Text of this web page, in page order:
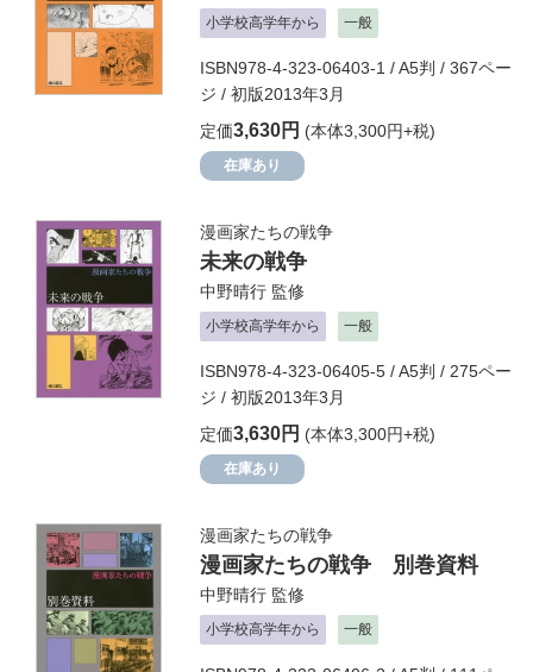
小学校高学年から 一般
ISBN978-4-323-06403-1 / A5判 / 367ペー
ジ / 初版2013年3月
定価3,630円 (本体3,300円+税)
在庫あり
漫画家たちの戦争
未来の戦争
中野晴行 監修
小学校高学年から 一般
ISBN978-4-323-06405-5 / A5判 / 275ペー
ジ / 初版2013年3月
定価3,630円 (本体3,300円+税)
在庫あり
漫画家たちの戦争
漫画家たちの戦争 別巻資料
中野晴行 監修
小学校高学年から 一般